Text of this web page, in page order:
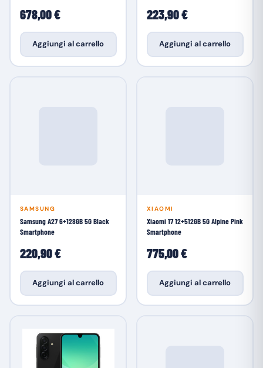
678,00 €
Aggiungi al carrello
223,90 €
Aggiungi al carrello
SAMSUNG
Samsung A27 6+128GB 5G Black
Smartphone
220,90 €
Aggiungi al carrello
XIAOMI
Xiaomi 17 12+512GB 5G Alpine Pink
Smartphone
775,00 €
Aggiungi al carrello